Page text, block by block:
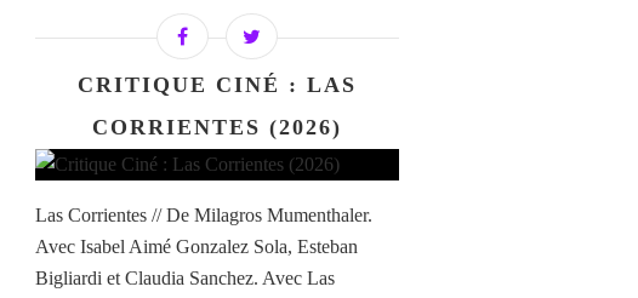
CRITIQUE CINÉ : LAS
CORRIENTES (2026)
Las Corrientes // De Milagros Mumenthaler.
Avec Isabel Aimé Gonzalez Sola, Esteban
Bigliardi et Claudia Sanchez. Avec Las